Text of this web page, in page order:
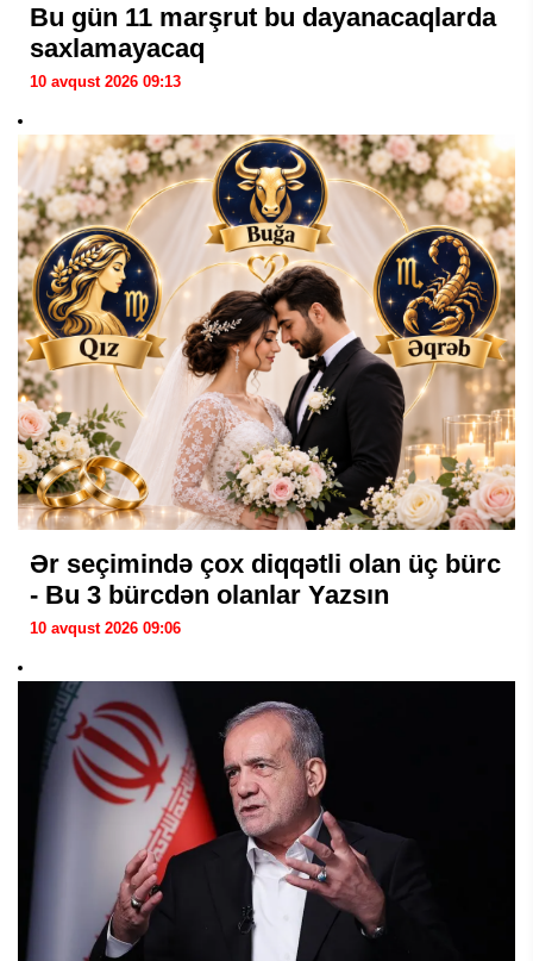
Bu gün 11 marşrut bu dayanacaqlarda
saxlamayacaq
10 avqust 2026 09:13
Ər seçimində çox diqqətli olan üç bürc
- Bu 3 bürcdən olanlar Yazsın
10 avqust 2026 09:06